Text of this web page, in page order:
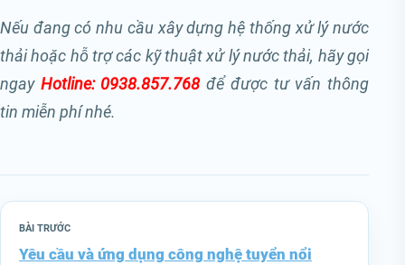
Nếu đang có nhu cầu xây dựng hệ thống xử lý nước
thải hoặc hỗ trợ các kỹ thuật xử lý nước thải, hãy gọi
ngayHotline: 0938.857.768 để được tư vấn thông
tin miễn phí nhé.
BÀI TRƯỚC
Yêu cầu và ứng dụng công nghệ tuyển nổi